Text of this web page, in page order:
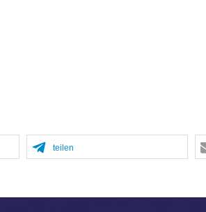
teilen